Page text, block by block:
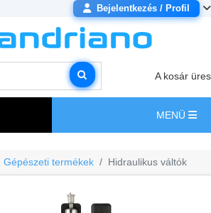
Bejelentkezés / Profil
A kosár üres
MENÜ
Gépészeti termékek Hidraulikus váltók